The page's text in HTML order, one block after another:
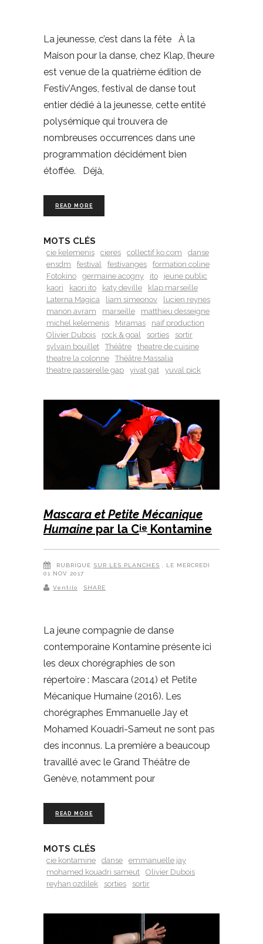
La jeunesse, c’est dans la fête À la
Maison pour la danse, chez Klap, l’heure
est venue de la quatrième édition de
Festiv’Anges, festival de danse tout
entier dédié à la jeunesse, cette entité
polysémique qui trouvera de
nombreuses occurrences dans une
programmation décidément bien
étoffée. Déjà,
READ MORE
MOTS CLÉS
cie kelemenis cieres collectif ko.com
danse
ensdm
festival festivanges
formation coline
Fotokino
germaine acogny ito
jeune public
kaori
kaori ito katy deville
klap marseille
Laterna Magica
liam simeonov
lucien reynes
manon avram
marseille
matthieu desseigne
michel kelemenis
Miramas
naif production
Olivier Dubois
rock & goal sorties
sortir
sylvain bouillet
Théâtre
theatre de cuisine
theatre la colonne
Théâtre Massalia
theatre passerelle gap
yivat gat yuval pick
Mascara et Petite Mécanique
Humaine par la Cie Kontamine
RUBRIQUE SUR LES PLANCHES
, LE MERCREDI
01 NOV 2017
Ventilo SHARE
La jeune compagnie de danse
contemporaine Kontamine présente ici
les deux chorégraphies de son
répertoire : Mascara (2014) et Petite
Mécanique Humaine (2016). Les
chorégraphes Emmanuelle Jay et
Mohamed Kouadri-Sameut ne sont pas
des inconnus. La première a beaucoup
travaillé avec le Grand Théâtre de
Genève, notamment pour
READ MORE
MOTS CLÉS
cie kontamine danse
emmanuelle jay
mohamed kouadri sameut
Olivier Dubois
reyhan ozdilek
sorties sortir